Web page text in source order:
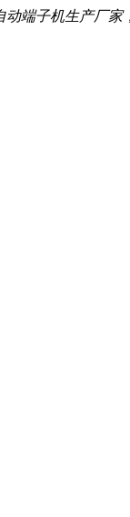
端子机生产厂家